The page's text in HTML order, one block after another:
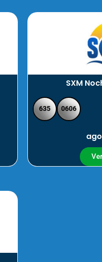
SXM
635 0606